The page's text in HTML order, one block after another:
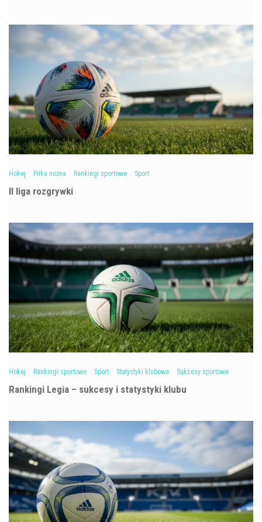
Hokej Piłka nożna Rankingi sportowe Sport
II liga rozgrywki
Hokej Rankingi sportowe Sport Statystyki klubowe Sukcesy sportowe
Rankingi Legia – sukcesy i statystyki klubu